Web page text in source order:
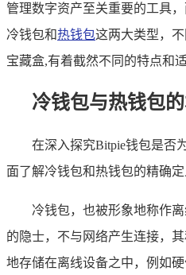
管理数字资产至关重要的工具
冷钱包和热钱包这两大类型，
宝藏盒,有着截然不同的特点和适
冷钱包与热钱包
在深入探究Bitpie钱包是否
面了解冷钱包和热钱包的精确
冷钱包，也被形象地称作
的隐士，不与网络产生连接，
地存储在离线设备之中，例如